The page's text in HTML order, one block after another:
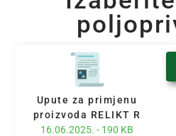
Upute za primjenu
proizvoda RELIKT R
16.06.2025. - 190 KB